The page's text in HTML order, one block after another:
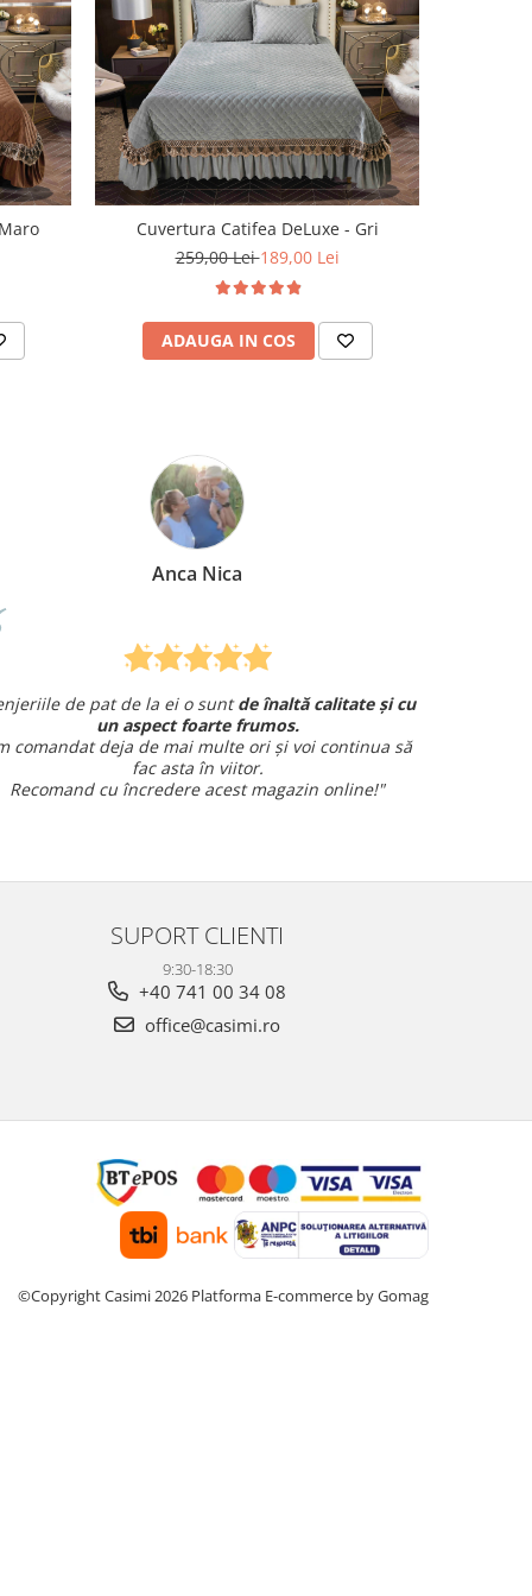
Cuvertura Catifea DeLuxe - Gri
259,00 Lei189,00 Lei
ADAUGA IN COS
și cu
să
Mirela Vermesan
Am comandat o lenjerie de pat pentru cadou
și am avut o întrebare șiam primit un răspuns rapid și
amabil.
Sunt foarte mulțumită!
SUPORT CLIENTI
9:30-18:30
+40 741 00 34 08
office@casimi.ro
©Copyright Casimi 2026 Platforma E-commerce by Gomag